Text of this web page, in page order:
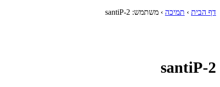
דף הבית › תמיכה › משתמש: santiP-2
santiP-2